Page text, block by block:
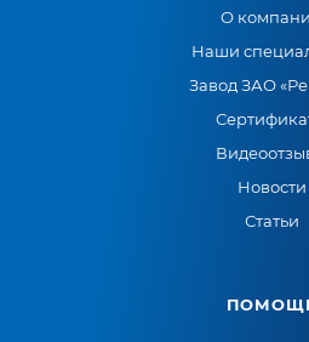
О
Наши
Завод ЗАО
Новости
Статьи